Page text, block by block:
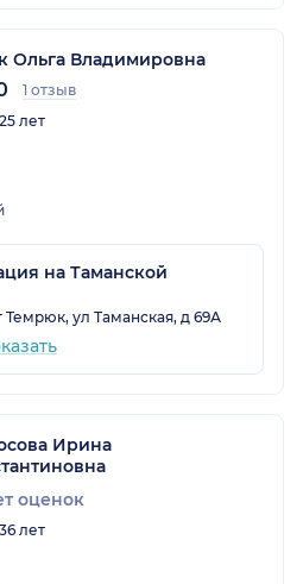
Ольга Владимировна
1 отзыв
лет
на Таманской
Темрюк, ул Таманская, д 69А
Ирина
оценок
лет